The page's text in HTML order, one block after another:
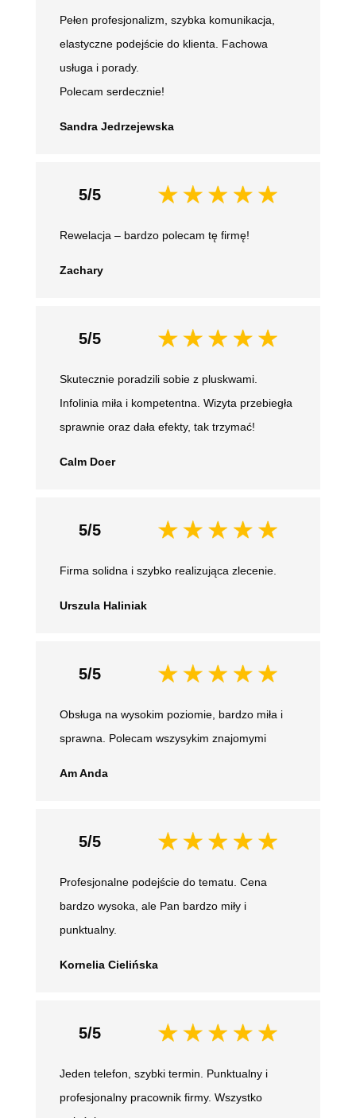
Pełen profesjonalizm, szybka komunikacja,
elastyczne podejście do klienta. Fachowa
usługa i porady.
Polecam serdecznie!
Sandra Jedrzejewska
5/5
Rewelacja – bardzo polecam tę firmę!
Zachary
5/5
Skutecznie poradzili sobie z pluskwami.
Infolinia miła i kompetentna. Wizyta przebiegła
sprawnie oraz dała efekty, tak trzymać!
Calm Doer
5/5
Firma solidna i szybko realizująca zlecenie.
Urszula Haliniak
5/5
Obsługa na wysokim poziomie, bardzo miła i
sprawna. Polecam wszysykim znajomymi
Am Anda
5/5
Profesjonalne podejście do tematu. Cena
bardzo wysoka, ale Pan bardzo miły i
punktualny.
Kornelia Cielińska
5/5
Jeden telefon, szybki termin. Punktualny i
profesjonalny pracownik firmy. Wszystko